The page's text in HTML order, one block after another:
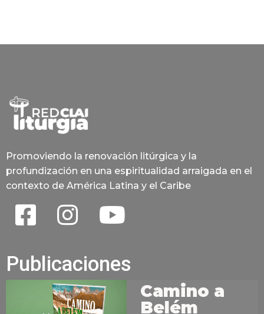
Promoviendo la renovación litúrgica y la
profundización en una espiritualidad arraigada en el
contexto de América Latina y el Caribe
Publicaciones
Camino a
Belém